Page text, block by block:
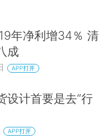
年净利增34％ 清
成
APP打开
设计首要是去“行
APP打开